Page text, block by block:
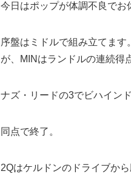
今日はポップが体調不良でお
序盤はミドルで組み立てま
が、MINはランドルの連続得
ナズ・リードの3でビハイン
同点で終了。
2Qはケルドンのドライブか